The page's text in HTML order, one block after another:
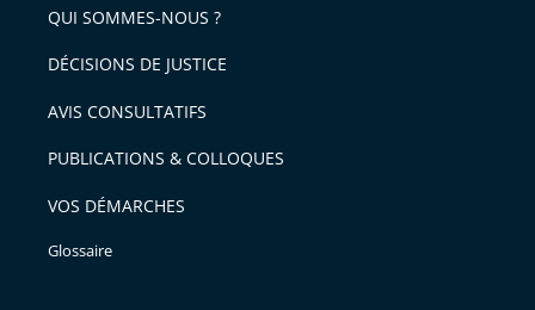
arriver
après
l'article
pour
avant
QUI SOMMES-NOUS ?
DÉCISIONS DE JUSTICE
AVIS CONSULTATIFS
PUBLICATIONS & COLLOQUES
VOS DÉMARCHES
Glossaire